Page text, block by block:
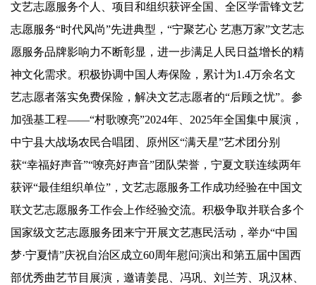
文艺志愿服务个人、项目和组织获评全国、全区学雷锋文艺
志愿服务“时代风尚”先进典型，“宁聚艺心 艺惠万家”文艺志
愿服务品牌影响力不断彰显，进一步满足人民日益增长的精
神文化需求。积极协调中国人寿保险，累计为1.4万余名文
艺志愿者落实免费保险，解决文艺志愿者的“后顾之忧”。参
加强基工程——“村歌嘹亮”2024年、2025年全国集中展演，
中宁县大战场农民合唱团、原州区“满天星”艺术团分别
获“幸福好声音”“嘹亮好声音”团队荣誉，宁夏文联连续两年
获评“最佳组织单位”，文艺志愿服务工作成功经验在中国文
联文艺志愿服务工作会上作经验交流。积极争取并联合多个
国家级文艺志愿服务团来宁开展文艺惠民活动，举办“中国
梦·宁夏情”庆祝自治区成立60周年慰问演出和第五届中国西
部优秀曲艺节目展演，邀请姜昆、冯巩、刘兰芳、巩汉林、